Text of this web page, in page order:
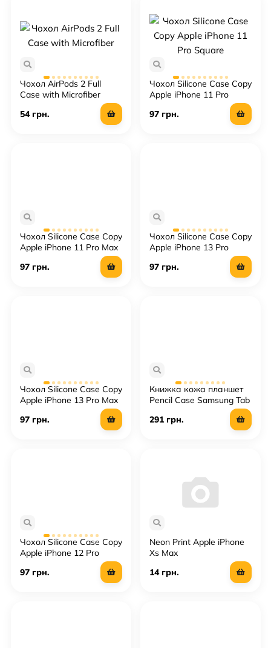
Чохол AirPods 2 Full
Case with Microfiber
54 грн.
Чохол Silicone Case Copy
Apple iPhone 11 Pro
97 грн.
Чохол Silicone Case Copy
Apple iPhone 11 Pro Max
97 грн.
Чохол Silicone Case Copy
Apple iPhone 13 Pro
97 грн.
Чохол Silicone Case Copy
Apple iPhone 13 Pro Max
97 грн.
Книжка кожа планшет
Pencil Case Samsung Tab
291 грн.
Чохол Silicone Case Copy
Apple iPhone 12 Pro
97 грн.
Neon Print Apple iPhone
Xs Max
14 грн.